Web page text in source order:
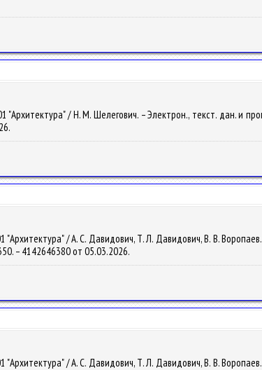
/ Н. М. Шелегович. – Электрон., текст. дан. и
/ А. С. Давидович, Т. Л. Давидович, В. В.
– 4142646380 от 05.03.2026.
/ А. С. Давидович, Т. Л. Давидович, В. В.